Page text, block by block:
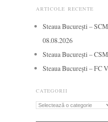
ARTICOLE RECENTE
Steaua București –
08.08.2026
Steaua București –
Steaua București – FC
CATEGORII
Categorii